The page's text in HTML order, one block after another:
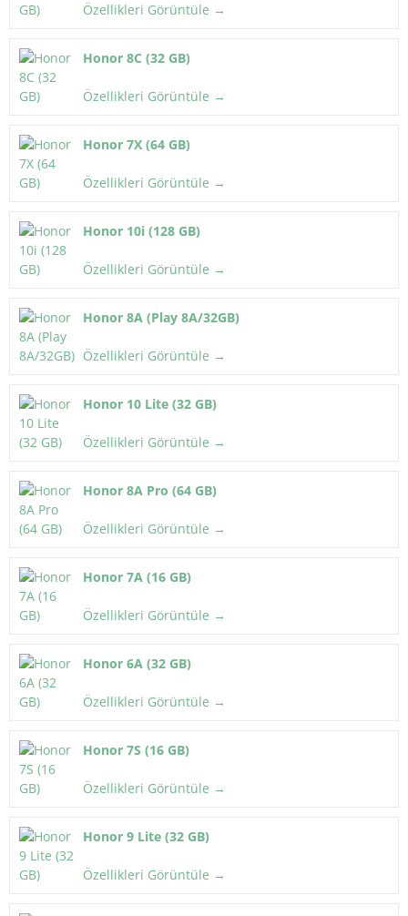
Özellikleri Görüntüle →
Honor 8C (32 GB)
Özellikleri Görüntüle →
Honor 7X (64 GB)
Özellikleri Görüntüle →
Honor 10i (128 GB)
Özellikleri Görüntüle →
Honor 8A (Play 8A/32GB)
Özellikleri Görüntüle →
Honor 10 Lite (32 GB)
Özellikleri Görüntüle →
Honor 8A Pro (64 GB)
Özellikleri Görüntüle →
Honor 7A (16 GB)
Özellikleri Görüntüle →
Honor 6A (32 GB)
Özellikleri Görüntüle →
Honor 7S (16 GB)
Özellikleri Görüntüle →
Honor 9 Lite (32 GB)
Özellikleri Görüntüle →